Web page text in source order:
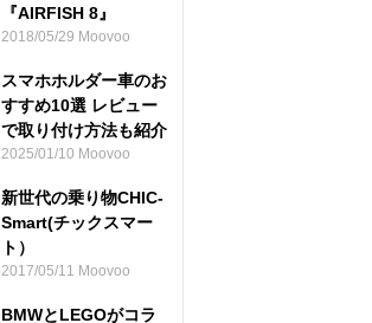
『AIRFISH 8』
2018/05/29 Moovoo
スマホホルダー車のお
すすめ10選 レビュー
で取り付け方法も紹介
2025/01/10 Moovoo
新世代の乗り物CHIC-
Smart(チックスマー
ト）
2017/05/11 Moovoo
BMWとLEGOがコラ